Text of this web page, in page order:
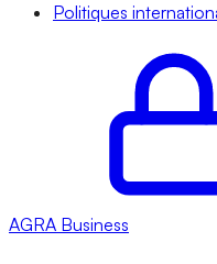
Politiques
AGRA Business